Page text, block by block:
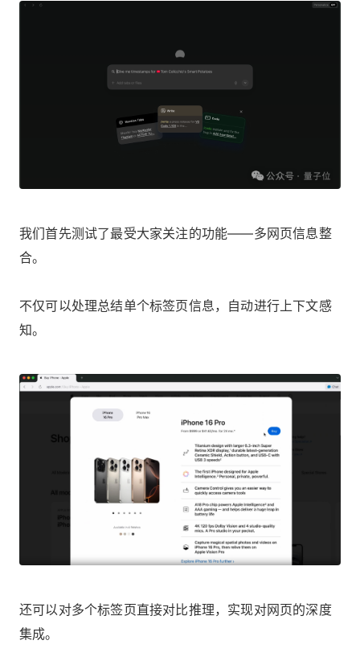
我们首先测试了最受大家关注的功能——多网页信息整
合。
不仅可以处理总结单个标签页信息，自动进行上下文感
知。
还可以对多个标签页直接对比推理，实现对网页的深度
集成。